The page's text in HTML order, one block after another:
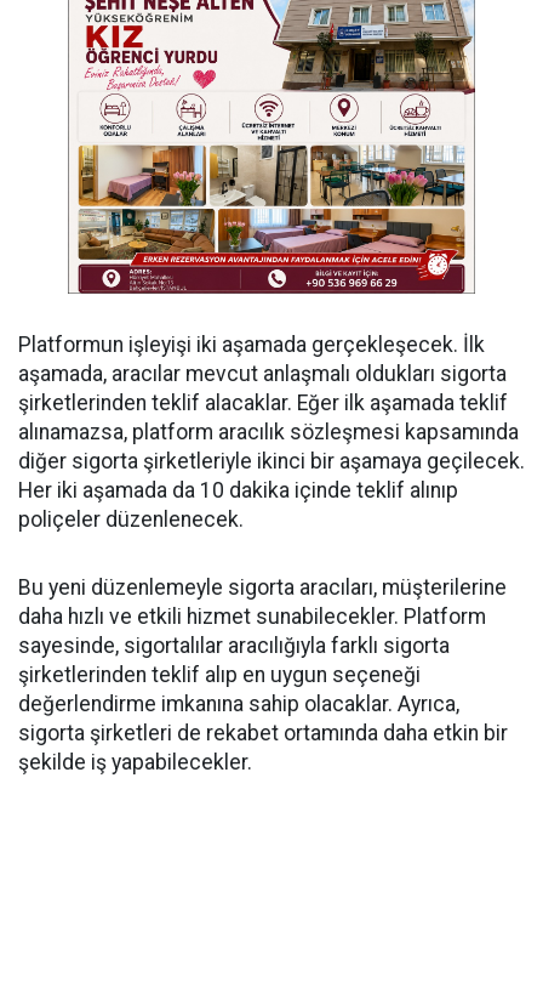
Platformun işleyişi iki aşamada gerçekleşecek. İlk
aşamada, aracılar mevcut anlaşmalı oldukları sigorta
şirketlerinden teklif alacaklar. Eğer ilk aşamada teklif
alınamazsa, platform aracılık sözleşmesi kapsamında
diğer sigorta şirketleriyle ikinci bir aşamaya geçilecek.
Her iki aşamada da 10 dakika içinde teklif alınıp
poliçeler düzenlenecek.
Bu yeni düzenlemeyle sigorta aracıları, müşterilerine
daha hızlı ve etkili hizmet sunabilecekler. Platform
sayesinde, sigortalılar aracılığıyla farklı sigorta
şirketlerinden teklif alıp en uygun seçeneği
değerlendirme imkanına sahip olacaklar. Ayrıca,
sigorta şirketleri de rekabet ortamında daha etkin bir
şekilde iş yapabilecekler.